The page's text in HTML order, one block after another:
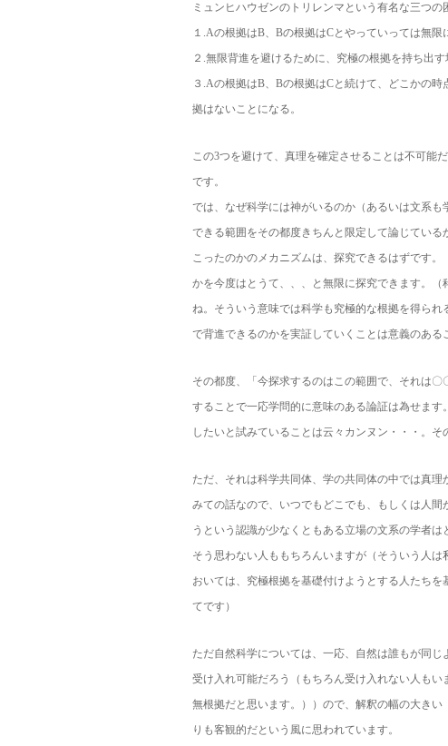
ミュンヒハウゼンのトリレンマという有名な三つの
１.Aの根拠はB、Bの根拠はCとやっていっては無
２.無限背進を避けるために、究極の根拠を持ち出
３.Aの根拠はB、Bの根拠はCと続けて、どこかの
拠はないことになる。
この3つを避けて、真理を確定させることは不可能
です。
では、なぜ科学には神がいるのか（あるいは文系
できる範囲をその都度きちんと限定して論じてい
こったのかのメカニズムは、探究できるはずです
かを今度はとうて、、、と無限に探究できます。
ね。そういう意味では科学も究極的な根拠を得ら
で背進できるのかを実証していくことは意義のある
その都度、「今探求するのはこの範囲で、それは
することで一応学問的に意味のある論証は為せま
したいと試みていることは云々カンヌン・・・。
ただ、それは科学共同体、学の共同体の中では真
みての話なので、いつでもどこでも、もしくは人
うという認識が少なくともある立場の文系の学者
そう思わない人ももちろんいますが（そういう人
おいては、究極根拠を基礎付けようとする人たち
てです）
ただ自然科学については、一応、自然は誰もが同
受け入れ可能だろう（もちろん受け入れない人も
無根拠だと思います。））ので、解釈の幅の大き
りも客観的だという風に思われています。